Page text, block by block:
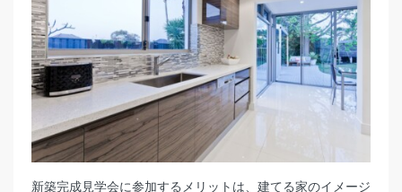
新築完成見学会に参加するメリットは、建てる家のイメージ